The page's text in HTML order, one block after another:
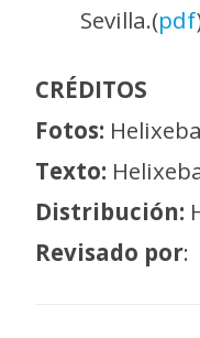
Sevilla.(pdf
CRÉDITOS
Fotos:
Texto:
Distribución:
Revisado por: